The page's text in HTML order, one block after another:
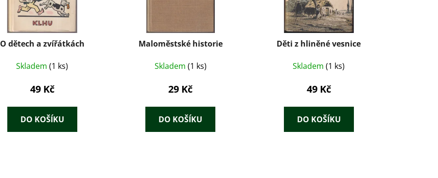
O dětech a zvířátkách
Skladem(1 ks)
49 Kč
DO KOŠÍKU
Maloměstské historie
Skladem (1 ks)
29 Kč
DO KOŠÍKU
Děti z hliněné vesnice
Skladem(1 ks)
49 Kč
DO KOŠÍKU